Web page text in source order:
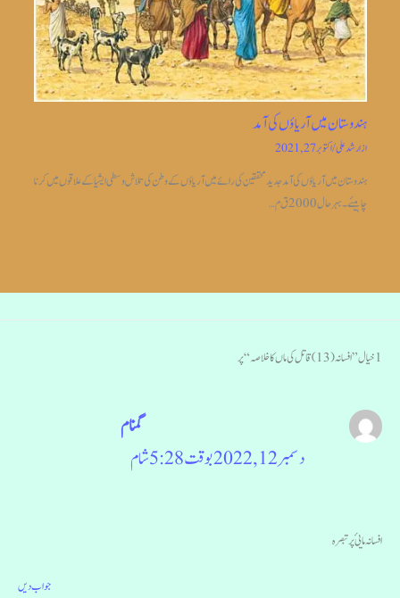
ہندوستان میں آریاؤں کی آمد
ازارشد علی/اکتوبر 27, 2021
ہندوستان میں آریاؤں کی آمد جدیدمحققین کی رائے میں آریاؤں کے وطن کی تلاش وسطی ایشیا کے علاقوں میں کرنا
چاہیئے۔بہر حال 2000 ق م…
1 خیال ”افسانہ (13) قاتل کی ماں کا خلاصہ“ پر
گمنام
دسمبر 12, 2022 بوقت 5:28 شام
افسانہ مایئ پر تبصرہ
جواب دیں